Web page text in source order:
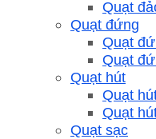
Quạt
Quạt đứng
Quạt
Quạt
Quạt hút
Quạt
Quạt
Quạt sạc